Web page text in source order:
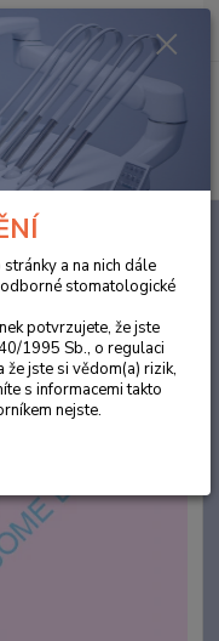
Hledat
za 0,00 Kč
155mm /100ks
a na nich dále
stomatologické
potvrzujete, že jste
1995 Sb., o regulaci
jste si vědom(a) rizik,
s informacemi takto
nejste.